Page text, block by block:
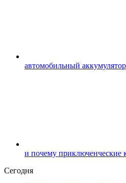
автомобильный
и почему приключенческие
Сегодня